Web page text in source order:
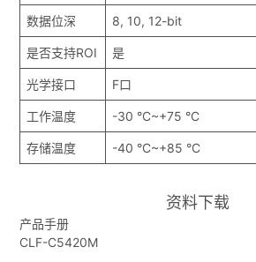
数据位深 8, 10, 12-bit
是否支持ROI 是
光学接口 F口
工作温度 -30 °C~+75 °C
存储温度 -40 °C~+85 °C
资料下载
产品手册
CLF-C5420M